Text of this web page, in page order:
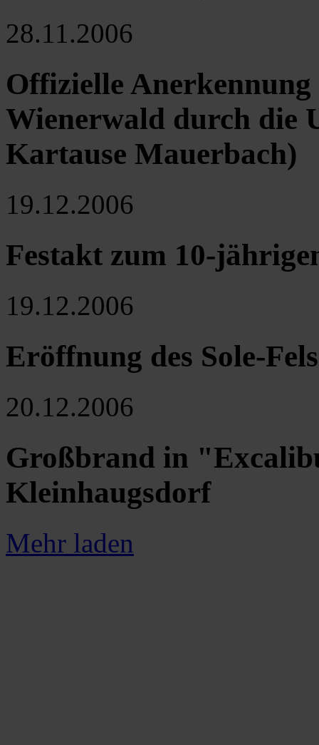
28.11.2006
Offizielle
Wienerwald durch die
Kartause Mauerbach)
19.12.2006
Festakt zum 10-
19.12.2006
Eröffnung des Sole-
20.12.2006
Großbrand in
Kleinhaugsdorf
Mehr laden